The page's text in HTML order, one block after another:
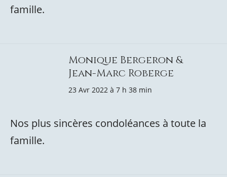
famille.
Monique Bergeron &
Jean-Marc Roberge
23 Avr 2022 à 7 h 38 min
Nos plus sincères condoléances à toute la
famille.